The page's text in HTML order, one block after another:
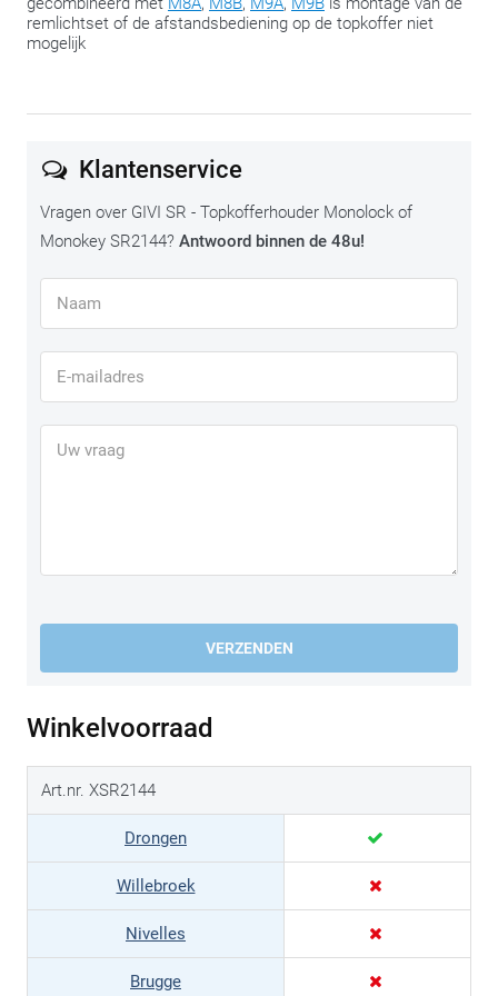
We delen met plezier nog deze tip:
remlichtset of de afstandsbediening op de topkoffer niet
mogelijk
Klantenservice
Vragen over GIVI SR - Topkofferhouder Monolock of
Monokey SR2144? Antwoord binnen de 48u!
VERZENDEN
Winkelvoorraad
Art.nr. XSR2144
Drongen
Willebroek
Nivelles
Brugge